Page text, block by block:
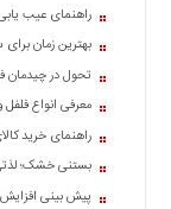
راهنمای عیب
بهترین زمان
تحول در چیدمان
معرفی انواع
راهنمای خرید
بستنی خشک؛ لذتی
پیش بینی افزایش